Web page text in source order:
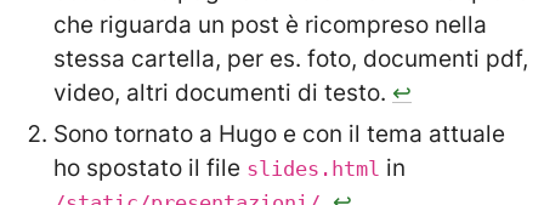
che riguarda un post è ricompreso nella
stessa cartella, per es. foto, documenti pdf,
video, altri documenti di testo. ↩︎
Sono tornato a Hugo e con il tema attuale
ho spostato il file slides.html in